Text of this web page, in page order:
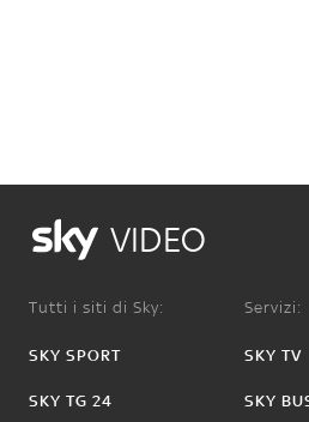
VIDEO
Tutti i siti di Sky:
SKY SPORT
SKY TG 24
Servizi:
SKY TV
SKY